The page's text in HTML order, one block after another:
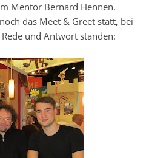
Mentor Bernard Hennen.
das Meet & Greet statt, bei
und Antwort standen: